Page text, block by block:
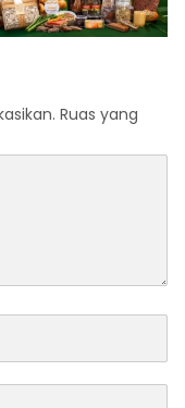
Ruas yang